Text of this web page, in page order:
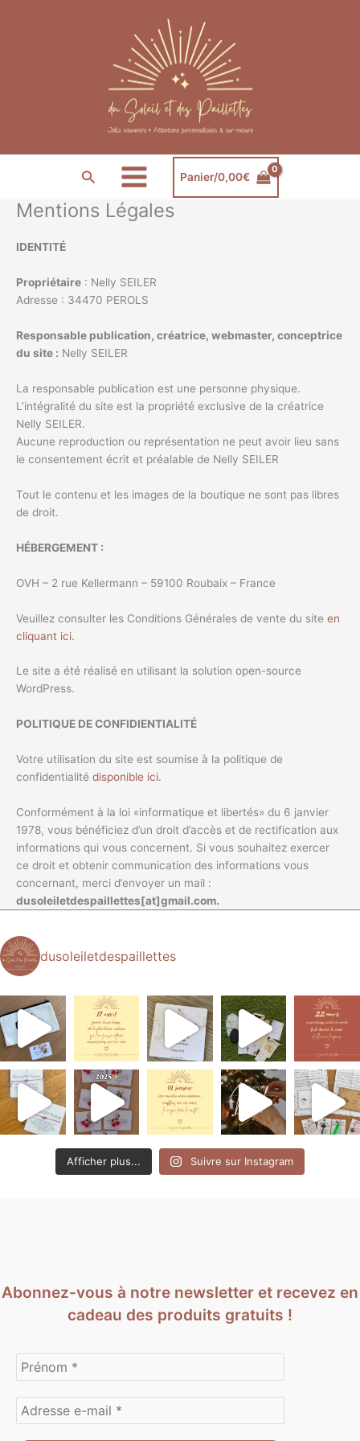
Rechercher Panier/0,00€
Mentions Légales
IDENTITÉ
Propriétaire : Nelly SEILER
Adresse : 34470 PEROLS
Responsable publication, créatrice, webmaster, conceptrice
du site : Nelly SEILER
La responsable publication est une personne physique.
L’intégralité du site est la propriété exclusive de la créatrice
Nelly SEILER.
Aucune reproduction ou représentation ne peut avoir lieu sans
le consentement écrit et préalable de Nelly SEILER
Tout le contenu et les images de la boutique ne sont pas libres
de droit.
HÉBERGEMENT :
OVH – 2 rue Kellermann – 59100 Roubaix – France
Veuillez consulter les Conditions Générales de vente du site en
cliquant ici.
Le site a été réalisé en utilisant la solution open-source
WordPress.
POLITIQUE DE CONFIDIENTIALITÉ
Votre utilisation du site est soumise à la politique de
confidentialité disponible ici.
Conformément à la loi «informatique et libertés» du 6 janvier
1978, vous bénéficiez d’un droit d’accès et de rectification aux
informations qui vous concernent. Si vous souhaitez exercer
ce droit et obtenir communication des informations vous
concernant, merci d’envoyer un mail :
dusoleiletdespaillettes[at]gmail.com.
dusoleiletdespaillettes
Afficher plus... Suivre sur Instagram
Abonnez-vous à notre newsletter et recevez en
cadeau des produits gratuits !